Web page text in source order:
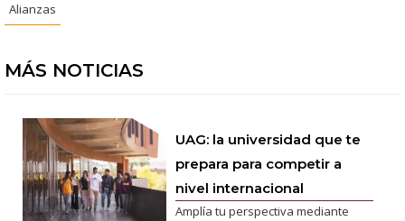
Alianzas
MÁS NOTICIAS
UAG: la universidad que te
prepara para competir a
nivel internacional
Amplía tu perspectiva mediante